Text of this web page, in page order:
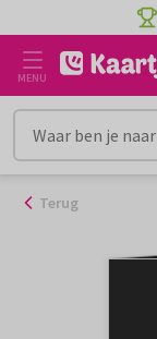
naar
inhoud
MENU
Terug